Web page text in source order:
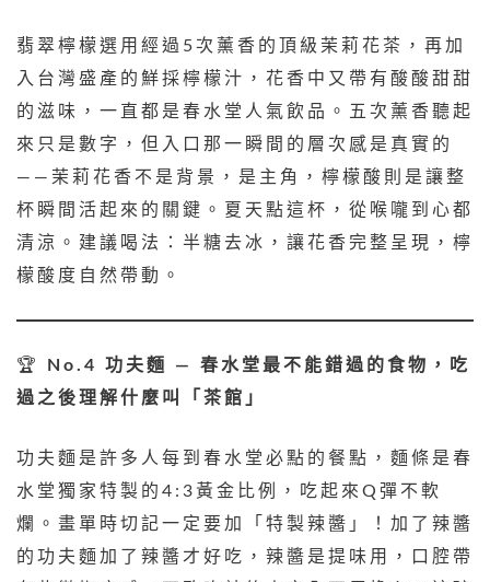
翡翠檸檬選用經過5次薰香的頂級茉莉花茶，再加
入台灣盛產的鮮採檸檬汁，花香中又帶有酸酸甜甜
的滋味，一直都是春水堂人氣飲品。五次薰香聽起
來只是數字，但入口那一瞬間的層次感是真實的
——茉莉花香不是背景，是主角，檸檬酸則是讓整
杯瞬間活起來的關鍵。夏天點這杯，從喉嚨到心都
清涼。建議喝法：半糖去冰，讓花香完整呈現，檸
檬酸度自然帶動。
🏆
No.4 功夫麵 — 春水堂最不能錯過的食物，吃
過之後理解什麼叫「茶館」
功夫麵是許多人每到春水堂必點的餐點，麵條是春
水堂獨家特製的4:3黃金比例，吃起來Q彈不軟
爛。畫單時切記一定要加「特製辣醬」！加了辣醬
的功夫麵加了辣醬才好吃，辣醬是提味用，口腔帶